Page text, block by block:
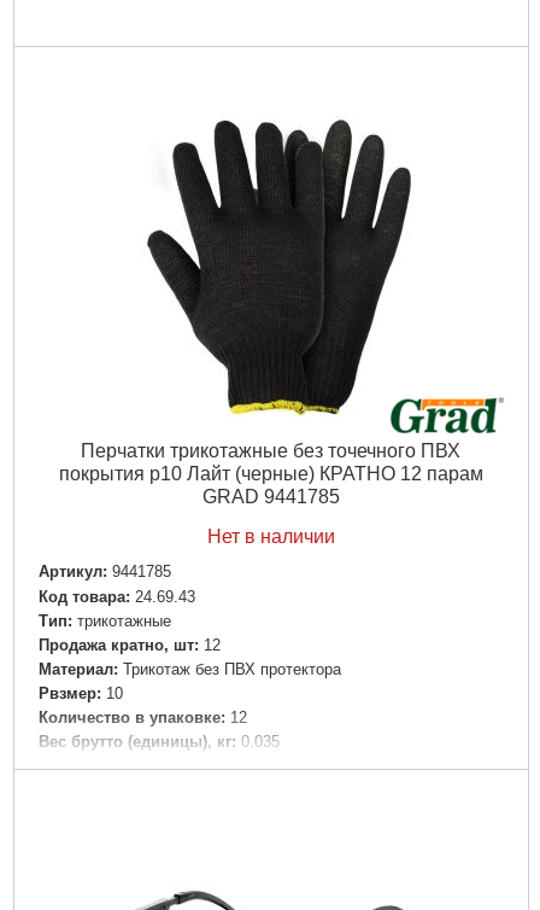
Перчатки трикотажные без точечного ПВХ
покрытия р10 Лайт (черные) КРАТНО 12 парам
GRAD 9441785
Нет в наличии
Артикул: 9441785
Код товара: 24.69.43
Tип: трикотажные
Продажа кратно, шт: 12
Материал: Трикотаж без ПВХ протектора
Рвзмер: 10
Количество в упаковке: 12
Вес брутто (единицы), кг: 0.035
Габариты упаковки: 210x50x5 мм